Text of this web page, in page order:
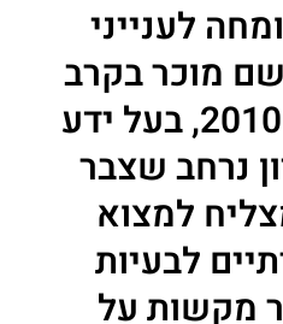
לענייני
מוכר בקרב
הבנקים מאז 2010, בעל ידע
נרחב שצבר
למצוא
לבעיות
מקשות על